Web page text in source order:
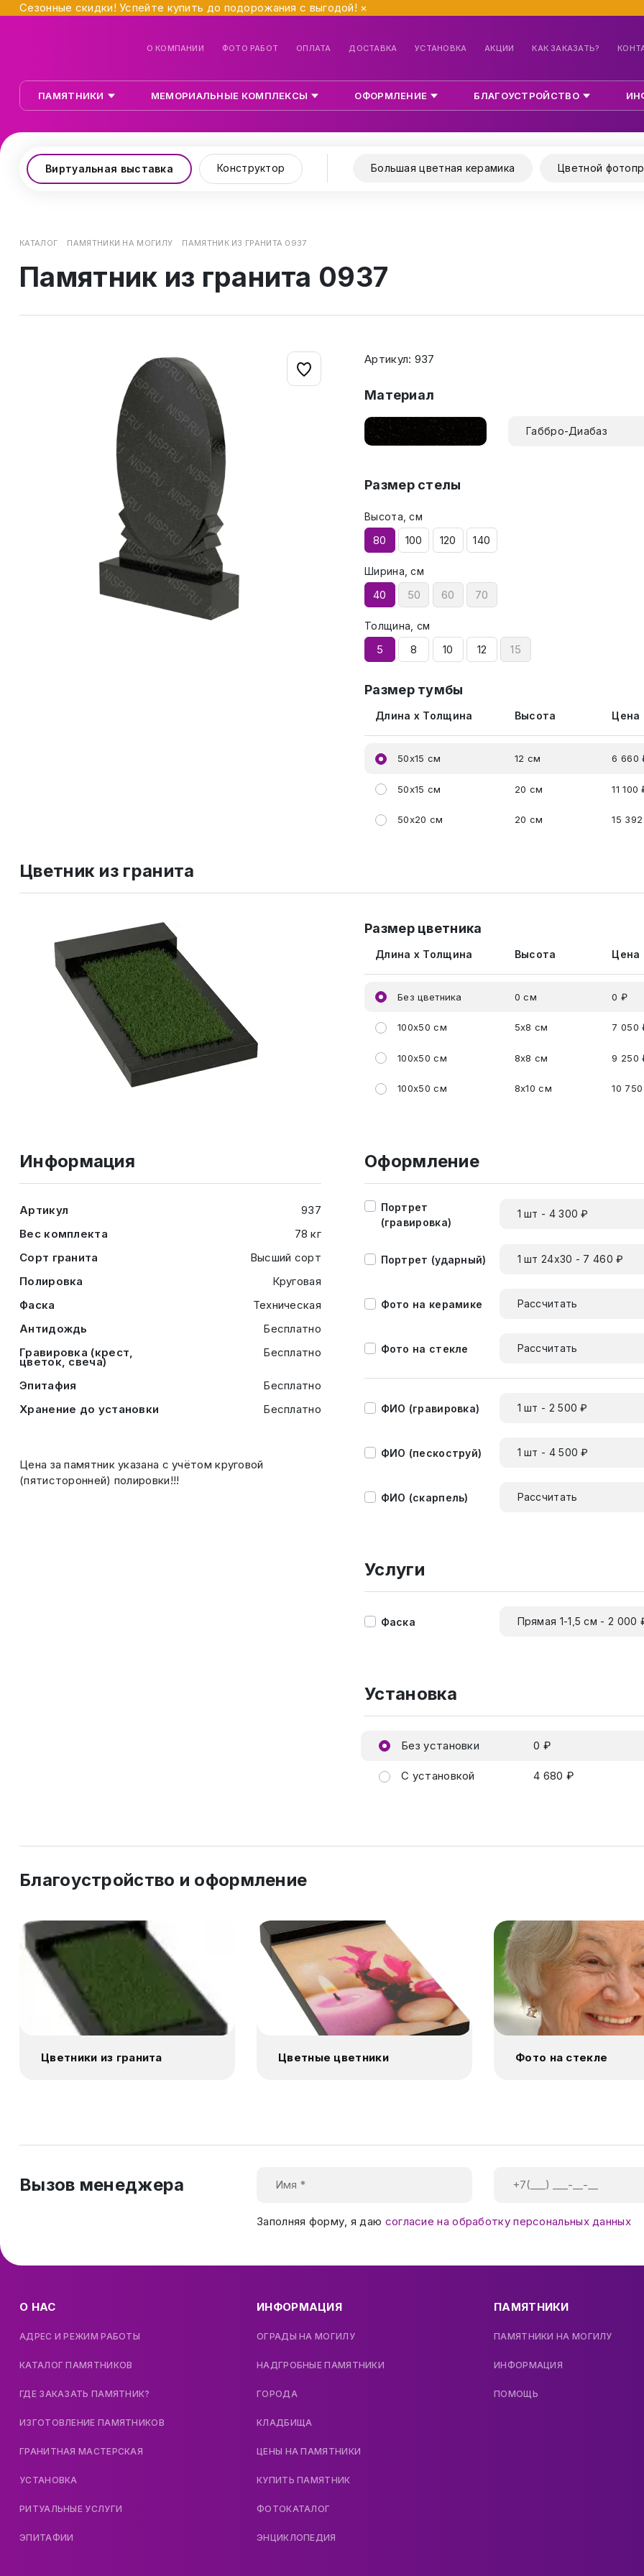
Сезонные скидки! Успейте купить до подорожания с выгодой! ×
О КОМПАНИИ ФОТО РАБОТ ОПЛАТА ДОСТАВКА УСТАНОВКА АКЦИИ КАК ЗАКАЗАТЬ?
ПАМЯТНИКИ МЕМОРИАЛЬНЫЕ КОМПЛЕКСЫ ОФОРМЛЕНИЕ БЛАГОУСТРОЙСТВО
Виртуальная выставка Конструктор Большая цветная керамика Цветной
КАТАЛОГ ПАМЯТНИКИ НА МОГИЛУ ПАМЯТНИК ИЗ ГРАНИТА 0937
Памятник из гранита 0937
Артикул: 937
Материал
Габбро-Диабаз
Размер стелы
Высота, см
80 100 120 140
Ширина, см
40 50 60 70
Толщина, см
5 8 10 12 15
Размер тумбы
Длина x Толщина Высота Цена
50x15 см 12 см 6 660
50x15 см 20 см 11 100
50x20 см 20 см 15
Цветник из гранита
Размер цветника
Длина x Толщина Высота Цена
Без цветника 0 см 0 ₽
100x50 см 5x8 см 7 050
100x50 см 8x8 см 9 250
100x50 см 8x10 см 10
Информация
Артикул
937
Вес комплекта
78 кг
Сорт гранита
Высший сорт
Полировка
Круговая
Фаска
Техническая
Антидождь
Бесплатно
Гравировка (крест,
цветок, свеча)
Бесплатно
Эпитафия
Бесплатно
Хранение до установки
Бесплатно
Цена за памятник указана с учётом круговой
(пятисторонней) полировки!!!
Оформление
Портрет
(гравировка)
1 шт - 4 300 ₽
Портрет (ударный) 1 шт 24х30 - 7 460 ₽
Фото на керамике Рассчитать
Фото на стекле Рассчитать
ФИО (гравировка) 1 шт - 2 500 ₽
ФИО (пескоструй) 1 шт - 4 500 ₽
ФИО (скарпель) Рассчитать
Услуги
Фаска Прямая 1-1,5 см - 2 000
Установка
Без установки 0 ₽
С установкой 4 680 ₽
Благоустройство и оформление
Цветники из гранита Цветные цветники Фото на стекле
Вызов менеджера
Заполняя форму, я даю согласие на обработку персональных данных
О НАС
АДРЕС И РЕЖИМ РАБОТЫ
КАТАЛОГ ПАМЯТНИКОВ
ГДЕ ЗАКАЗАТЬ ПАМЯТНИК?
ИЗГОТОВЛЕНИЕ ПАМЯТНИКОВ
ГРАНИТНАЯ МАСТЕРСКАЯ
УСТАНОВКА
РИТУАЛЬНЫЕ УСЛУГИ
ЭПИТАФИИ
ИНФОРМАЦИЯ
ОГРАДЫ НА МОГИЛУ
НАДГРОБНЫЕ ПАМЯТНИКИ
ГОРОДА
КЛАДБИЩА
ЦЕНЫ НА ПАМЯТНИКИ
КУПИТЬ ПАМЯТНИК
ФОТОКАТАЛОГ
ЭНЦИКЛОПЕДИЯ
ПАМЯТНИКИ
ПАМЯТНИКИ НА МОГИЛУ
ИНФОРМАЦИЯ
ПОМОЩЬ